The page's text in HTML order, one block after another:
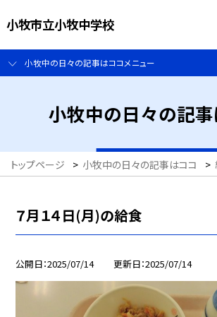
小牧市立小牧中学校
小牧中の日々の記事はココメニュー
小牧中の日々の記事
トップページ > 小牧中の日々の記事はココ >
７月１４日(月)の給食
公開日 2025/07/14 更新日 2025/07/14